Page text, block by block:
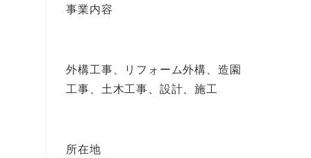
事業内容
外構工事、リフォーム外構、造園
工事、土木工事、設計、施工
所在地